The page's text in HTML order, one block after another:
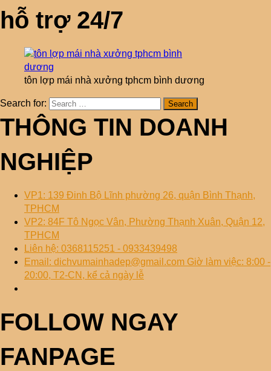
hỗ trợ 24/7
tôn lợp mái nhà xưởng tphcm bình dương
Search for:
THÔNG TIN DOANH
NGHIỆP
VP1: 139 Đinh Bộ Lĩnh phường 26, quận Bình Thạnh,
TPHCM
VP2: 84F Tô Ngọc Vân, Phường Thạnh Xuân, Quận 12,
TPHCM
Liên hệ: 0368115251 - 0933439498
Email: dichvumainhadep@gmail.com Giờ làm việc: 8:00 -
20:00, T2-CN, kể cả ngày lễ
FOLLOW NGAY
FANPAGE